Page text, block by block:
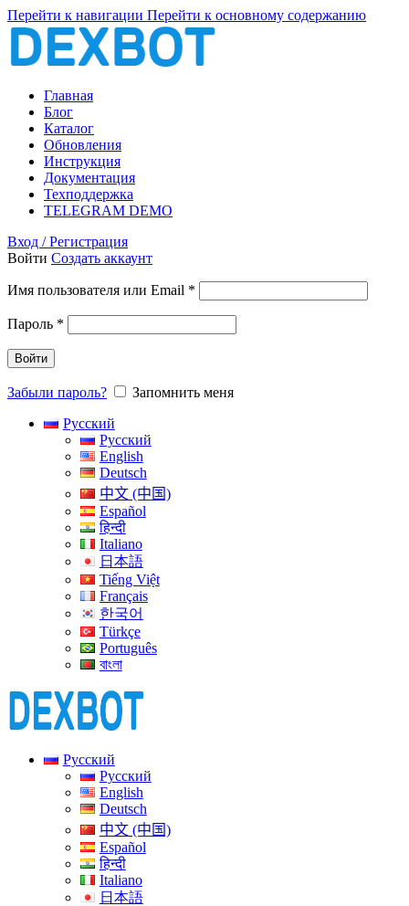
Перейти к навигации Перейти к основному содержанию
Главная
Блог
Каталог
Обновления
Инструкция
Документация
Техподдержка
TELEGRAM DEMO
Вход / Регистрация
Войти Создать аккаунт
Имя пользователя или Email *
Пароль *
Войти
Забыли пароль?
Запомнить меня
Русский
Русский
English
Deutsch
中文 (中国)
Español
हिन्दी
Italiano
日本語
Tiếng Việt
Français
한국어
Türkçe
Português
বাংলা
Русский
Русский
English
Deutsch
中文 (中国)
Español
हिन्दी
Italiano
日本語